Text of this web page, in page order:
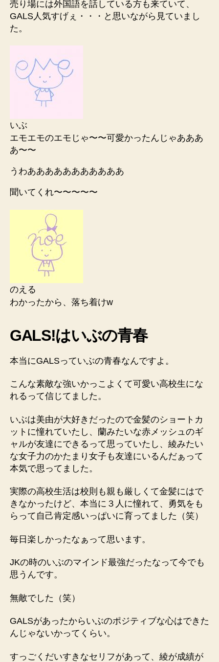
売り場には外国語を話している方も来ていて、
GALS人気すげぇ・・・と思いながら見ていまし
た。
いぶ
エモエモのエモじゃ〜〜可愛かったんじゃあああ
あ〜〜
うわあああああああああああ
聞いてくれ〜〜〜〜〜
のえる
わかったから、落ち着けw
GALS!はいぶの青春
本当にGALSっていぶの青春なんですよ。
こんな素敵な強いかっこよくて可愛い高校生にな
れるって信じてました。
いぶは美由が大好きだったので金髪のショートカ
ットに憧れていたし、蘭みたいな赤メッシュのギ
ャルが友達にできるって思っていたし、綾みたい
な女子力のかたまり女子も友達にいるんだぁって
本気で思ってました。
実際の高校生活は校則も親も厳しくて金髪にはで
きなかったけど、本当に３人に憧れて、勇気をも
らって自己肯定感いっぱいに育ってました（笑）
毎日楽しかったなぁって思います。
JKの時のいぶのマインド最強だったなって今でも
思うんです。
無敵でした（笑）
GALSがあったからいぶのポジティブな心はできた
んじゃないかってくらい。
すっごくだいすきなセリフがあって、綾が成績が